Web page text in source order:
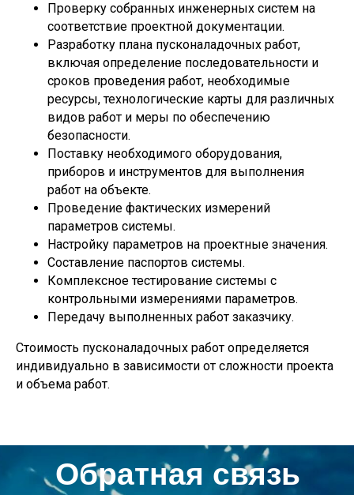
Проверку собранных инженерных систем на
соответствие проектной документации.
Разработку плана пусконаладочных работ,
включая определение последовательности и
сроков проведения работ, необходимые
ресурсы, технологические карты для различных
видов работ и меры по обеспечению
безопасности.
Поставку необходимого оборудования,
приборов и инструментов для выполнения
работ на объекте.
Проведение фактических измерений
параметров системы.
Настройку параметров на проектные значения.
Составление паспортов системы.
Комплексное тестирование системы с
контрольными измерениями параметров.
Передачу выполненных работ заказчику.
Стоимость пусконаладочных работ определяется
индивидуально в зависимости от сложности проекта
и объема работ.
Обратная связь